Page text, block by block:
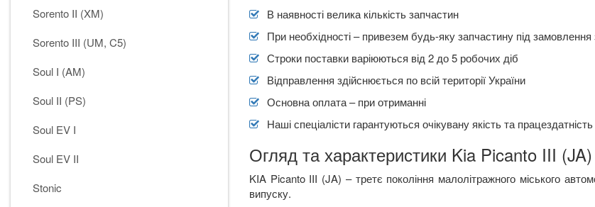
Sorento II (XM)
Sorento III (UM, C5)
Soul I (AM)
Soul II (PS)
Soul EV I
Soul EV II
Stonic
В наявності велика кількість запчастин
При необхідності – привезем будь-яку запчастину під
Строки поставки варіюються від 2 до 5 робочих діб
Відправлення здійснюється по всій території України
Основна оплата – при отриманні
Наші спеціалісти гарантуються очікувану якість та
Огляд та характеристики Kia Picanto III (JA)
KIA Picanto III (JA) – третє покоління малолітражного міського
випуску.